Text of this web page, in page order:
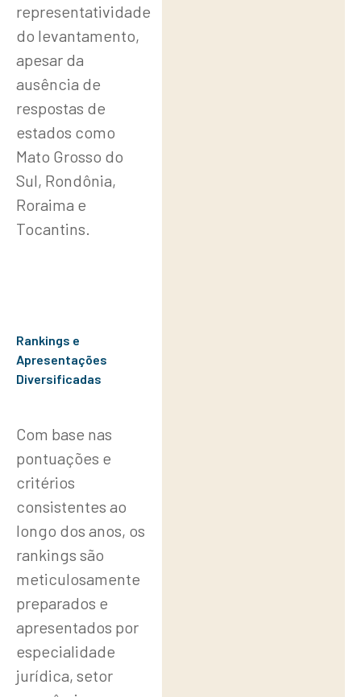
representatividade
do levantamento,
apesar da
ausência de
respostas de
estados como
Mato Grosso do
Sul, Rondônia,
Roraima e
Tocantins.
Rankings e
Apresentações
Diversificadas
Com base nas
pontuações e
critérios
consistentes ao
longo dos anos, os
rankings são
meticulosamente
preparados e
apresentados por
especialidade
jurídica, setor